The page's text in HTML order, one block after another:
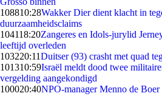
108810:28Wakker Dier dient klacht in
duurzaamheidsclaims
104118:20Zangeres en Idols-jurylid
leeftijd overleden
103220:11Duitser (93) crasht met quad
101310:59Israël meldt dood twee
vergelding aangekondigd
100020:40NPO-manager Menno de